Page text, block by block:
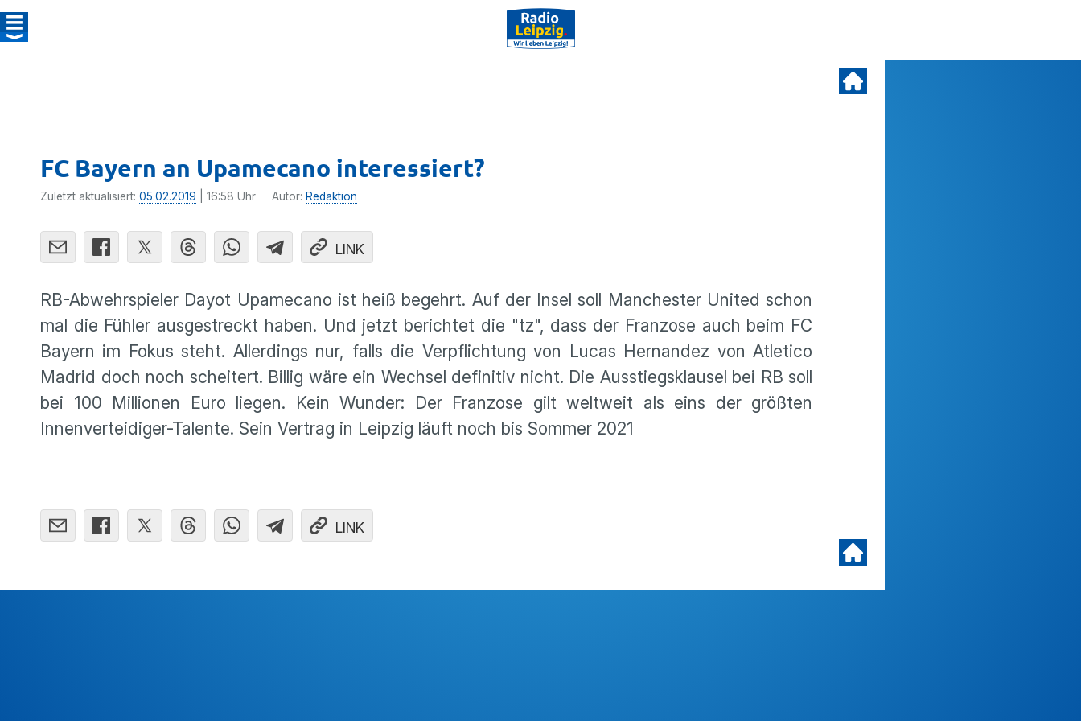
FC Bayern an Upamecano interessiert?
Zuletzt aktualisiert: 05.02.2019 | 16:58 Uhr Autor: Redaktion
LINK
RB-Abwehrspieler Dayot Upamecano ist heiß begehrt. Auf der Insel soll Manchester United schon
mal die Fühler ausgestreckt haben. Und jetzt berichtet die "tz", dass der Franzose auch beim FC
Bayern im Fokus steht. Allerdings nur, falls die Verpflichtung von Lucas Hernandez von Atletico
Madrid doch noch scheitert. Billig wäre ein Wechsel definitiv nicht. Die Ausstiegsklausel bei RB soll
bei 100 Millionen Euro liegen. Kein Wunder: Der Franzose gilt weltweit als eins der größten
Innenverteidiger-Talente. Sein Vertrag in Leipzig läuft noch bis Sommer 2021
LINK